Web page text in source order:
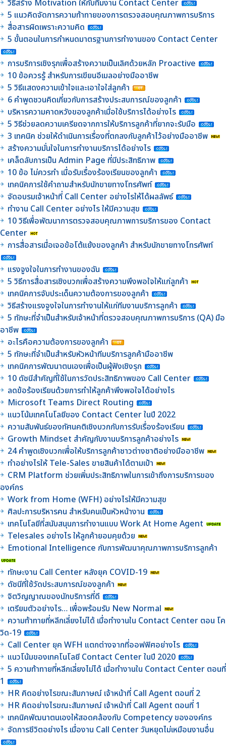
วิธีสร้าง Motivation ให้กับทีมงาน Contact Center
5 แนวคิดจัดการความท้าทายของการตรวจสอบคุณภาพการบริการ
สื่อสารผิดเพราะความคิด
5 ขั้นตอนในการกำหนดมาตรฐานการทำงานของ Contact Center
การบริการเชิงรุกเพื่อสร้างความเป็นเลิศด้วยหลัก Proactive
10 ข้อควรรู้ สำหรับการเขียนอีเมลอย่างมืออาชีพ
5 วิธีแสดงความเข้าใจและเอาใจใส่ลูกค้า
6 คำพูดชวนคิดเกี่ยวกับการสร้างประสบการณ์ของลูกค้า
บริหารความคาดหวังของลูกค้าเมื่อใช้บริการได้อย่างไร
5 วิธีช่วยลดความเครียดจากการให้บริการลูกค้าที่ยากจะรับมือ
3 เทคนิค ช่วยให้ดำเนินการเรื่องที่ตกลงกับลูกค้าไว้อย่างมืออาชีพ
สร้างความมั่นใจในการทำงานบริการได้อย่างไร
เคล็ดลับการเป็น Admin Page ที่มีประสิทธิภาพ
10 ข้อ ไม่ควรทำ เมื่อรับเรื่องร้องเรียนของลูกค้า
เทคนิคการใช้คำถามสำหรับนักขายทางโทรศัพท์
จัดอบรมเจ้าหน้าที่ Call Center อย่างไรให้ได้ผลลัพธ์
ทำงาน Call Center อย่างไร ให้มีความสุข
10 วิธีเพื่อพัฒนาการตรวจสอบคุณภาพการบริการของ Contact
Center
การสื่อสารเมื่อเจอข้อโต้แย้งของลูกค้า สำหรับนักขายทางโทรศัพท์
แรงจูงใจในการทำงานของฉัน
5 วิธีการสื่อสารเชิงบวกเพื่อสร้างความพึงพอใจให้แก่ลูกค้า
เทคนิคการจับประเด็นความต้องการของลูกค้า
วิธีสร้างแรงจูงใจในการทำงานให้แก่ทีมงานบริการลูกค้า
5 ทักษะที่จำเป็นสำหรับเจ้าหน้าที่ตรวจสอบคุณภาพการบริการ (QA) มือ
อาชีพ
อะไรคือความต้องการของลูกค้า
5 ทักษะที่จำเป็นสำหรับหัวหน้าทีมบริการลูกค้ามืออาชีพ
เทคนิคการพัฒนาตนเองเพื่อเป็นผู้ฟังเชิงรุก
10 ดัชนีสำคัญที่ใช้ในการวัดประสิทธิภาพของ Call Center
ลดข้อร้องเรียนด้วยการทำให้ลูกค้าพึงพอใจได้อย่างไร
Microsoft Teams Direct Routing
แนวโน้มเทคโนโลยีของ Contact Center ในปี 2022
ความสัมพันธ์ของทัศนคติเชิงบวกกับการรับเรื่องร้องเรียน
Growth Mindset สำคัญกับงานบริการลูกค้าอย่างไร
24 คำพูดเชิงบวกเพื่อให้บริการลูกค้าชาวต่างชาติอย่างมืออาชีพ
ทำอย่างไรให้ Tele-Sales ขายสินค้าได้ตามเป้า
CRM Platform ช่วยเพิ่มประสิทธิภาพในการเข้าถึงการบริการของ
องค์กร
Work from Home (WFH) อย่างไรให้มีความสุข
ศิลปะการบริหารคน สำหรับคนเป็นหัวหน้างาน
เทคโนโลยีที่สนับสนุนการทำงานแบบ Work At Home Agent
Telesales อย่างไร ให้ลูกค้ายอมคุยด้วย
Emotional Intelligence กับการพัฒนาคุณภาพการบริการลูกค้า
ทักษะงาน Call Center หลังยุค COVID-19
ดัชนีที่ใช้วัดประสบการณ์ของลูกค้า
จิตวิญญาณของนักบริการที่ดี
เตรียมตัวอย่างไร… เพื่อพร้อมรับ New Normal
ความท้าทายที่หลีกเลี่ยงไม่ได้ เมื่อทำงานใน Contact Center ตอน โค
วิด-19
Call Center ยุค WFH แตกต่างจากที่ออฟฟิศอย่างไร
แนวโน้มของเทคโนโลยี Contact Center ในปี 2020
5 ความท้าทายที่หลีกเลี่ยงไม่ได้ เมื่อทำงานใน Contact Center ตอนที่
1
HR คิดอย่างไรขณะสัมภาษณ์ เจ้าหน้าที่ Call Agent ตอนที่ 2
HR คิดอย่างไรขณะสัมภาษณ์ เจ้าหน้าที่ Call Agent ตอนที่ 1
เทคนิคพัฒนาตนเองให้สอดคล้องกับ Competency ขององค์กร
จัดการชีวิตอย่างไร เมื่องาน Call Center วันหยุดไม่เหมือนงานอื่น